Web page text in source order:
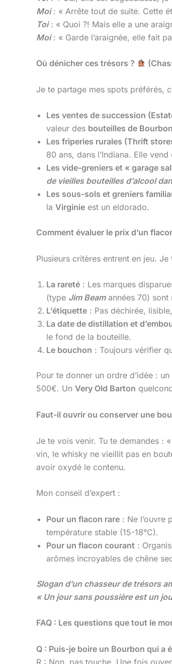
Moi: « Arrête tout de suite. Cette
Toi: « Quoi ?! Mais elle a une
Moi: « Garde l’araignée, elle fait
Où dénicher ces trésors ?
Je te partage mes spots préférés,
Les ventes de succession
valeur des bouteilles de
Les friperies rurales (Thrift
80 ans, dans l’Indiana. Elle
Les vide-greniers et « garage
de vieilles bouteilles d’alcool
Les sous-sols et greniers
la Virginie est un eldorado.
Comment évaluer le prix d’un
Plusieurs critères entrent en jeu.
La rareté : Les marques
(type Jim Beamannées 70) sont
L’étiquette : Pas déchirée,
La date de distillation et
le fond de la bouteille.
Le bouchon : Toujours vérifier
Pour te donner un ordre d’idée : un
500€. Un Very Old Barton
Faut-il ouvrir ou conserver une
Je te vois venir. Tu te demandes :
vin, le whisky ne vieillit pas en
avoir oxydé le contenu.
Mon conseil d’expert :
Pour un flacon rare : Ne l’ouvre
température stable (15-18°C).
Pour un flacon courant :
arômes incroyables de chêne
Slogan d’un chasseur de trésors
« Un jour sans poussière est un
FAQ : Les questions que tout le
Q : Puis-je boire un Bourbon qui a